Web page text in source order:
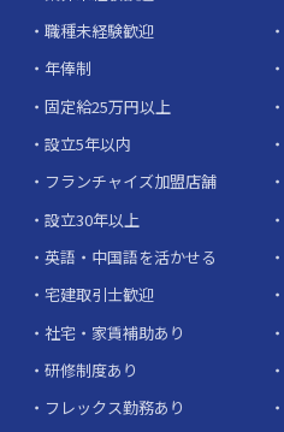
職種未経験歓迎
年俸制
固定給25万円以上
設立5年以内
フランチャイズ加盟店舗
設立30年以上
英語・中国語を活かせる
宅建取引士歓迎
社宅・家賃補助あり
研修制度あり
フレックス勤務あり